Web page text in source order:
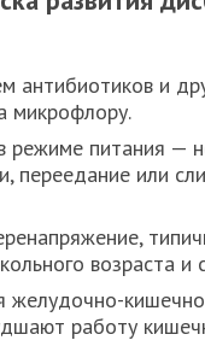
антибиотиков и
микрофлору.
режиме питания —
переедание или
возраста и
желудочно-
работу